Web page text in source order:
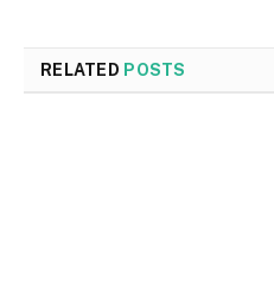
RELATED POSTS